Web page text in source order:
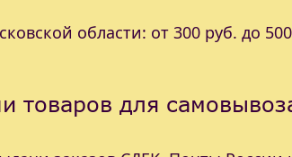
области: от 300 руб. до
товаров для